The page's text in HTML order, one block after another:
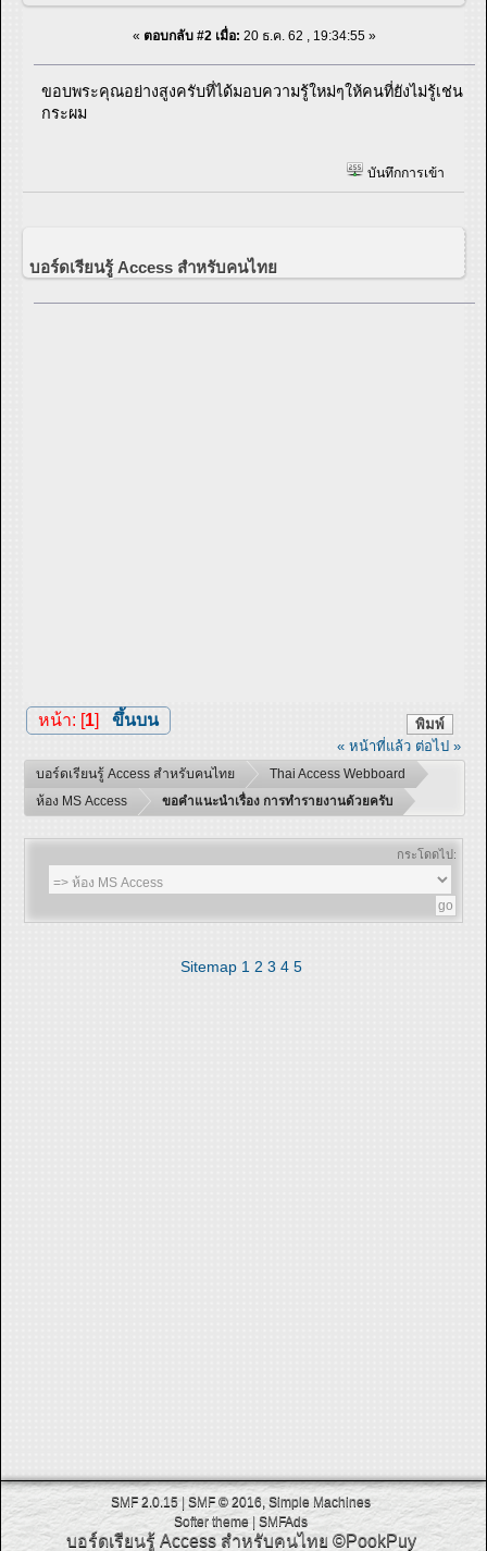
« ตอบกลับ #2 เมื่อ: 20 ธ.ค. 62 , 19:34:55 »
ขอบพระคุณอย่างสูงครับที่ได้มอบความรู้ใหม่ๆให้คนที่ยังไม่รู้เช่น
กระผม
บันทึกการเข้า
บอร์ดเรียนรู้ Access สำหรับคนไทย
พิมพ์
หน้า: [1] ขึ้นบน
« หน้าที่แล้ว ต่อไป »
บอร์ดเรียนรู้ Access สำหรับคนไทย
Thai Access Webboard
ห้อง MS Access
ขอคำแนะนำเรื่อง การทำรายงานด้วยครับ
กระโดดไป:
Sitemap 1 2 3 4 5
SMF 2.0.15| SMF © 2016 Simple Machines
Softer theme
SMFAds
บอร์ดเรียนรู้ Access สำหรับคนไทย ©PookPuy